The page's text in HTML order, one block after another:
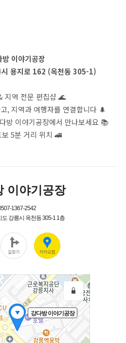
방 이야기공장
시 용지로 162 (옥천동 305-1)
지역 전문 편집샵 🌊
, 지역과 여행자를 연결합니다 🌲
방 이야기공장에서 만나보세요 📚
보 5분 거리 위치 🚄